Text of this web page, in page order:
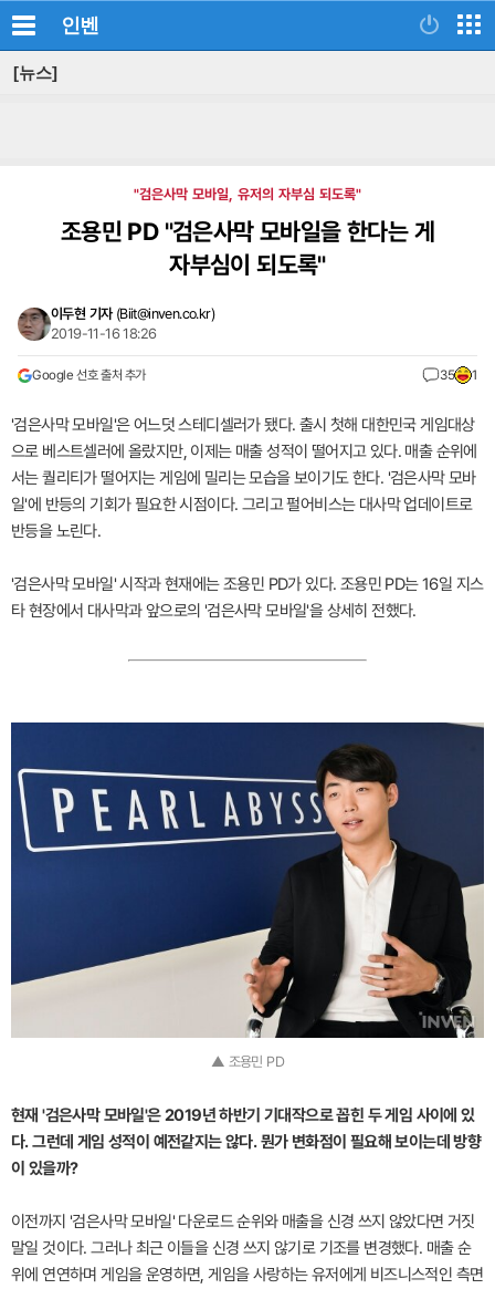
인벤
[뉴스]
"검은사막 모바일, 유저의 자부심 되도록"
조용민 PD "검은사막 모바일을 한다는 게
자부심이 되도록"
이두현 기자 (Biit@inven.co.kr)
2019-11-16 18:26
Google 선호 출처 추가 35 1
'검은사막 모바일'은 어느덧 스테디셀러가 됐다. 출시 첫해 대한민국 게임대상
으로 베스트셀러에 올랐지만, 이제는 매출 성적이 떨어지고 있다. 매출 순위에
서는 퀄리티가 떨어지는 게임에 밀리는 모습을 보이기도 한다. '검은사막 모바
일'에 반등의 기회가 필요한 시점이다. 그리고 펄어비스는 대사막 업데이트로
반등을 노린다.
'검은사막 모바일' 시작과 현재에는 조용민 PD가 있다. 조용민 PD는 16일 지스
타 현장에서 대사막과 앞으로의 '검은사막 모바일'을 상세히 전했다.
▲ 조용민 PD
현재 '검은사막 모바일'은 2019년 하반기 기대작으로 꼽힌 두 게임 사이에 있
다. 그런데 게임 성적이 예전같지는 않다. 뭔가 변화점이 필요해 보이는데 방향
이 있을까?
이전까지 '검은사막 모바일' 다운로드 순위와 매출을 신경 쓰지 않았다면 거짓
말일 것이다. 그러나 최근 이들을 신경 쓰지 않기로 기조를 변경했다. 매출 순
위에 연연하며 게임을 운영하면, 게임을 사랑하는 유저에게 비즈니스적인 측면